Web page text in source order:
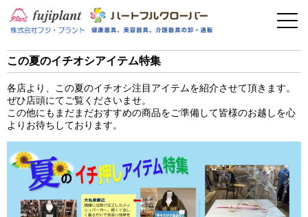
介護用品
美容・その他
お問い合わせ
この夏のイチオシアイテム特集
各店より、この夏のイチオシ注目アイテムを紹介させて頂きます。
ぜひ店頭にてご覧くださいませ。
この他にもまだまだおすすめの商品をご準備して皆様のお越しを心
よりお待ちしております。